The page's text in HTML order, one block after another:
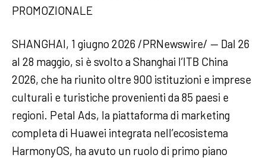
PROMOZIONALE
SHANGHAI, 1 giugno 2026 /PRNewswire/ — Dal 26
al 28 maggio, si è svolto a Shanghai l’ITB China
2026, che ha riunito oltre 900 istituzioni e imprese
culturali e turistiche provenienti da 85 paesi e
regioni. Petal Ads, la piattaforma di marketing
completa di Huawei integrata nell’ecosistema
HarmonyOS, ha avuto un ruolo di primo piano